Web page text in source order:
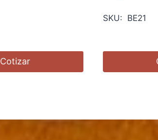
Cotizar
SKU: BE21